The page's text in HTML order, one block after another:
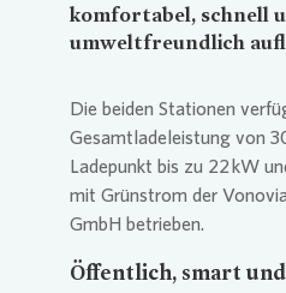
komfortabel, schnell
umweltfreundlich
Die beiden Stationen
Gesamtladeleistung von
Ladepunkt bis zu 22 kW
mit Grünstrom der Vonovia
GmbH betrieben.
Öffentlich, smart